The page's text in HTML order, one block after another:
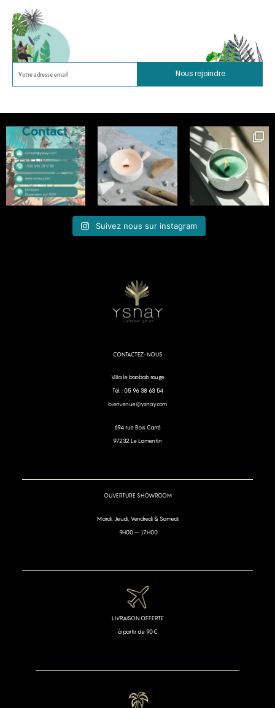
Nous rejoindre
Suivez nous sur instagram
CONTACTEZ-NOUS
Villa le baobab rouge
Tél. : 05 96 38 63 54
bienvenue@ysnay.com
694 rue Bois Carré
97232 Le Lamentin
OUVERTURE SHOWROOM
Mardi, Jeudi, Vendredi & Samedi
9H00 – 17H00
LIVRAISON OFFERTE
à partir de 90€